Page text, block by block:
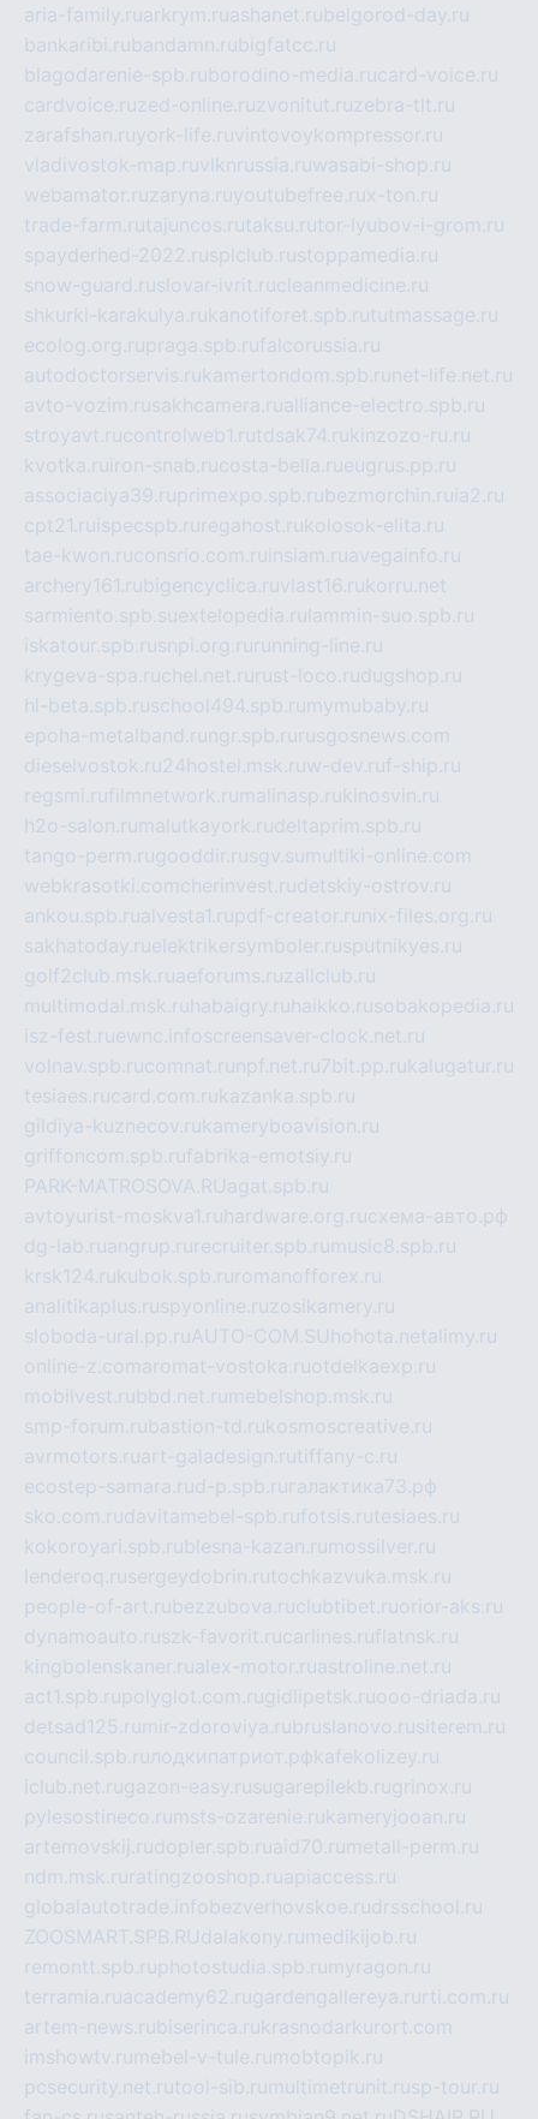
aria-family.ruarkrym.ruashanet.rubelgorod-day.ru
bankaribi.rubandamn.rubigfatcc.ru
blagodarenie-spb.ruborodino-media.rucard-voice.ru
cardvoice.ruzed-online.ruzvonitut.ruzebra-tlt.ru
zarafshan.ruyork-life.ruvintovoykompressor.ru
vladivostok-map.ruvlknrussia.ruwasabi-shop.ru
webamator.ruzaryna.ruyoutubefree.rux-ton.ru
trade-farm.rutajuncos.rutaksu.rutor-lyubov-i-grom.ru
spayderhed-2022.rusplclub.rustoppamedia.ru
snow-guard.ruslovar-ivrit.rucleanmedicine.ru
shkurki-karakulya.rukanotiforet.spb.rututmassage.ru
ecolog.org.rupraga.spb.rufalcorussia.ru
autodoctorservis.rukamertondom.spb.ru net-life.net.ru
avto-vozim.rusakhcamera.rualliance-electro.spb.ru
stroyavt.rucontrolweb1.rutdsak74.rukinzozo-ru.ru
kvotka.ru iron-snab.rucosta-bella.rueugrus.pp.ru
associaciya39.ruprimexpo.spb.rubezmorchin.ru ia2.ru
cpt21.ru ispecspb.ru regahost.rukolosok-elita.ru
tae-kwon.ruconsrio.com.ru insiam.ruavegainfo.ru
archery161.rubigencyclica.ruvlast16.rukorru.net
sarmiento.spb.suextelopedia.ru lammin-suo.spb.ru
iskatour.spb.rusnpi.org.ru running-line.ru
krygeva-spa.ruchel.net.ru rust-loco.rudugshop.ru
hl-beta.spb.ruschool494.spb.ru mymubaby.ru
epoha-metalband.ru ngr.spb.ru rusgosnews.com
dieselvostok.ru24hostel.msk.ruw-dev.ruf-ship.ru
regsmi.rufilmnetwork.ru malinasp.rukinosvin.ru
h2o-salon.ru malutkayork.rudeltaprim.spb.ru
tango-perm.rugooddir.rusgv.su multiki-online.com
webkrasotki.comcherinvest.rudetskiy-ostrov.ru
ankou.spb.rualvesta1.rupdf-creator.ru nix-files.org.ru
sakhatoday.ruelektrikersymboler.rusputnikyes.ru
golf2club.msk.ruaeforums.ruzallclub.ru
multimodal.msk.ru habaigry.ru haikko.rusobakopedia.ru
isz-fest.ruewnc.infoscreensaver-clock.net.ru
volnav.spb.rucomnat.ru npf.net.ru 7bit.pp.rukalugatur.ru
tesiaes.rucard.com.rukazanka.spb.ru
gildiya-kuznecov.rukameryboavision.ru
griffoncom.spb.rufabrika-emotsiy.ru
PARK-MATROSOVA.RUagat.spb.ru
avtoyurist-moskva1.ru hardware.org.ruсхема-авто.рф
dg-lab.ruangrup.ru recruiter.spb.ru music8.spb.ru
krsk124.rukubok.spb.ru romanofforex.ru
analitikaplus.ruspyonline.ruzosikamery.ru
sloboda-ural.pp.ruAUTO-COM.SU hohota.net alimy.ru
online-z.comaromat-vostoka.ruotdelkaexp.ru
mobilvest.rubbd.net.ru mebelshop.msk.ru
smp-forum.rubastion-td.rukosmoscreative.ru
avrmotors.ruart-galadesign.rutiffany-c.ru
ecostep-samara.rud-p.spb.ru галактика73.рф
sko.com.rudavitamebel-spb.rufotsis.rutesiaes.ru
kokoroyari.spb.rublesna-kazan.ru mossilver.ru
lenderoq.rusergeydobrin.rutochkazvuka.msk.ru
people-of-art.rubezzubova.ruclubtibet.ruorior-aks.ru
dynamoauto.ruszk-favorit.rucarlines.ruflatnsk.ru
kingbolenskaner.rualex-motor.ruastroline.net.ru
act1.spb.rupolyglot.com.rugidlipetsk.ruooo-driada.ru
detsad125.ru mir-zdoroviya.rubruslanovo.rusiterem.ru
council.spb.ruлодкипатриот.рфkafekolizey.ru
iclub.net.rugazon-easy.rusugarepilekb.rugrinox.ru
pylesostineco.ru msts-ozarenie.rukameryjooan.ru
artemovskij.rudopler.spb.ruaid70.ru metall-perm.ru
ndm.msk.ru ratingzooshop.ruapiaccess.ru
globalautotrade.info bezverhovskoe.rudrsschool.ru
ZOOSMART.SPB.RUdalakony.ru medikijob.ru
remontt.spb.ruphotostudia.spb.ru myragon.ru
terramia.ruacademy62.rugardengallereya.ru rti.com.ru
artem-news.rubiserinca.rukrasnodarkurort.com
imshowtv.ru mebel-v-tule.ru mobtopik.ru
pcsecurity.net.rutool-sib.ru multimetrunit.rusp-tour.ru